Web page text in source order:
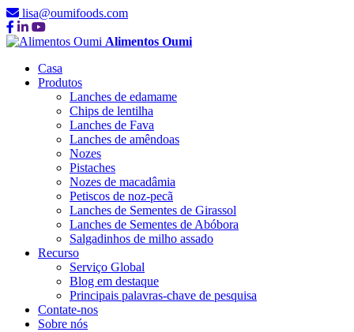
lisa@oumifoods.com
Alimentos Oumi
Casa
Produtos
Lanches de edamame
Chips de lentilha
Lanches de Fava
Lanches de amêndoas
Nozes
Pistaches
Nozes de macadâmia
Petiscos de noz-pecã
Lanches de Sementes de Girassol
Lanches de Sementes de Abóbora
Salgadinhos de milho assado
Recurso
Serviço Global
Blog em destaque
Principais palavras-chave de pesquisa
Contate-nos
Sobre nós